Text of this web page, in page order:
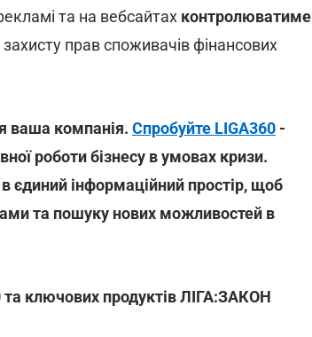
та на вебсайтах контролюватиме
прав споживачів фінансових
ваша компанія. Спробуйте LIGA360 -
роботи бізнесу в умовах кризи.
єдиний інформаційний простір, щоб
та пошуку нових можливостей в
ключових продуктів ЛІГА:ЗАКОН